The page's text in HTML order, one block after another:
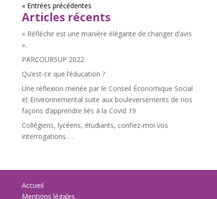
« Entrées précédentes
Articles récents
« Réfléchir est une manière élégante de changer d’avis
».
PARCOURSUP 2022
Qu’est-ce que l’éducation ?
Une réflexion menée par le Conseil Économique Social
et Environnemental suite aux bouleversements de nos
façons d’apprendre liés à la Covid 19
Collégiens, lycéens, étudiants, confiez-moi vos
interrogations …
Accueil
Mentions légales